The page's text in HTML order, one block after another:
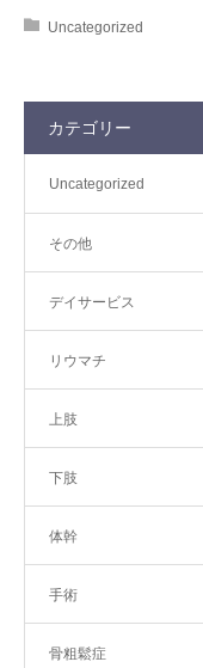
Uncategorized
カテゴリー
Uncategorized
その他
デイサービス
リウマチ
上肢
下肢
体幹
手術
骨粗鬆症